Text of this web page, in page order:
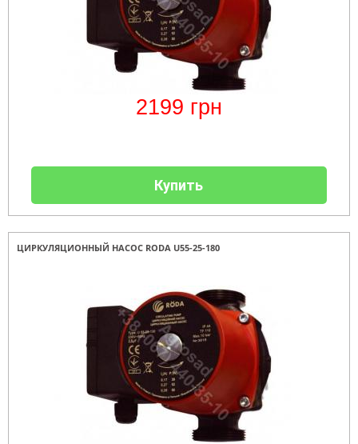
2199 грн
Купить
ЦИРКУЛЯЦИОННЫЙ НАСОС RODA U55-25-180